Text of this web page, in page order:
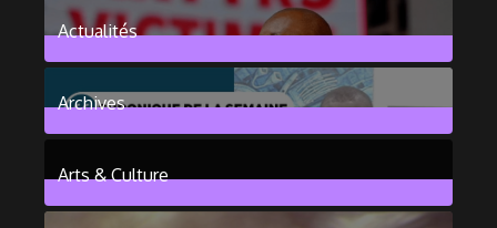
Actualités
376Posts
Archives
Arts & Culture
6Posts